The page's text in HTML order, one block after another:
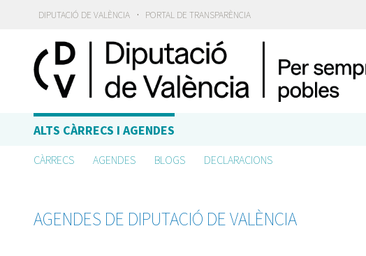
DIPUTACIÓ DE VALÈNCIA · PORTAL DE TRANSPARÈNCIA
ALTS CÀRRECS I AGENDES
CÀRRECS AGENDES BLOGS DECLARACIONS
AGENDES DE DIPUTACIÓ DE VALÈNCIA